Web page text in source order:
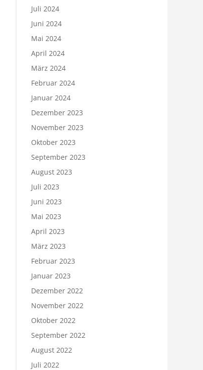
Juli 2024
Juni 2024
Mai 2024
April 2024
März 2024
Februar 2024
Januar 2024
Dezember 2023
November 2023
Oktober 2023
September 2023
August 2023
Juli 2023
Juni 2023
Mai 2023
April 2023
März 2023
Februar 2023
Januar 2023
Dezember 2022
November 2022
Oktober 2022
September 2022
August 2022
Juli 2022